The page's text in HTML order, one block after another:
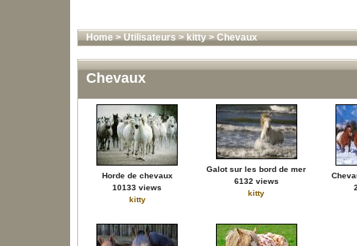
Home>Utilisateurs>kitty>Chevaux
Chevaux
Horde de chevaux
10133 views
kitty
Galot sur les bord de mer
6132 views
kitty